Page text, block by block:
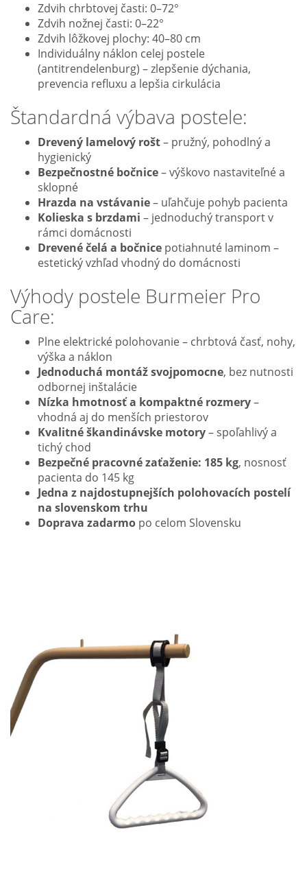
Zdvih chrbtovej časti: 0–72°
Zdvih nožnej časti: 0–22°
Zdvih lôžkovej plochy: 40–80 cm
Individuálny náklon celej postele
(antitrendelenburg) – zlepšenie dýchania,
prevencia refluxu a lepšia cirkulácia
Štandardná výbava postele:
Drevený lamelový rošt– pružný, pohodlný a
hygienický
Bezpečnostné bočnice– výškovo nastaviteľné a
sklopné
Hrazda na vstávanie– uľahčuje pohyb pacienta
Kolieska s brzdami – jednoduchý transport v
rámci domácnosti
Drevené čelá a bočnice potiahnuté laminom –
estetický vzhľad vhodný do domácnosti
Výhody postele Burmeier Pro
Care:
Plne elektrické polohovanie – chrbtová časť, nohy,
výška a náklon
Jednoduchá montáž svojpomocne, bez nutnosti
odbornej inštalácie
Nízka hmotnosť a kompaktné rozmery–
vhodná aj do menších priestorov
Kvalitné škandinávske motory– spoľahlivý a
tichý chod
Bezpečné pracovné zaťaženie: 185 kg, nosnosť
pacienta do 145 kg
Jedna z najdostupnejších polohovacích postelí
na slovenskom trhu
Doprava zadarmo po celom Slovensku